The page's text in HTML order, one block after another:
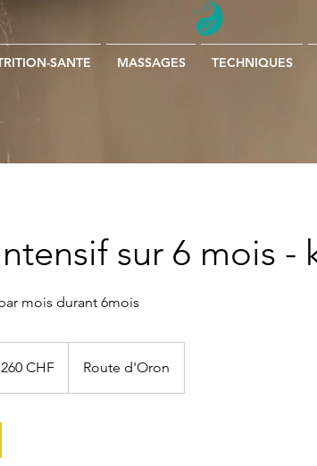
SANTE MASSAGES TECHNIQUES
sur 6 mois -
mois durant 6mois
260 CHF Route d'Oron